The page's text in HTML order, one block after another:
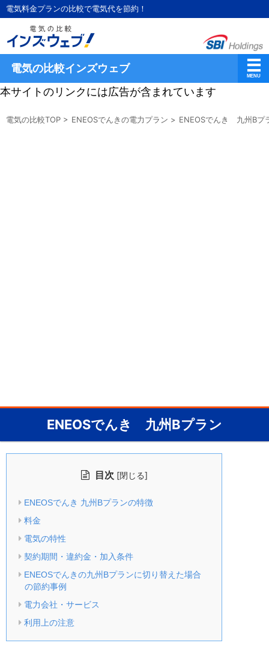
電気料金プランの比較で電気代を節約！
電気の比較インズウェブ
本サイトのリンクには広告が含まれています
電気の比較TOP > ENEOSでんきの電力プラン > ENEOSでんき 九州Bプ
ENEOSでんき 九州Bプラン
目次 [閉じる]
ENEOSでんき 九州Bプランの特徴
料金
電気の特性
契約期間・違約金・加入条件
ENEOSでんきの九州Bプランに切り替えた場合
の節約事例
電力会社・サービス
利用上の注意